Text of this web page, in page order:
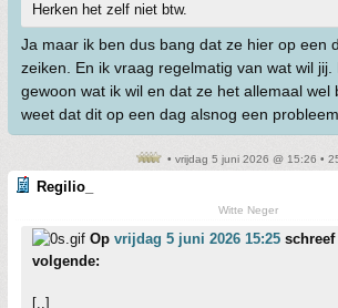
Herken het zelf niet btw.
Ja maar ik ben dus bang dat ze hier op een
zeiken. En ik vraag regelmatig van wat wil jij.
gewoon wat ik wil en dat ze het allemaal wel
weet dat dit op een dag alsnog een
• vrijdag 5 juni 2026 @ 15:26 •
Regilio_
Witte Neger
Op vrijdag 5 juni 2026 15:25 schreef
volgende:
[..]